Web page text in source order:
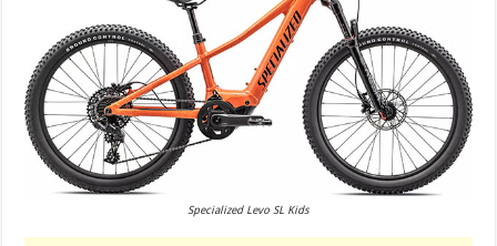
Specialized Levo SL Kids